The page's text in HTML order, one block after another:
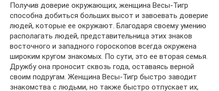
Получив доверие окружающих, женщина Весы-Тигр
способна добиться больших высот и завоевать доверие
людей, которые ее окружают. Благодаря своему умению
располагать людей, представительница этих знаков
восточного и западного гороскопов всегда окружена
широким кругом знакомых. По сути, это ее вторая семья.
Дружбу она проносит сквозь года, оставаясь верной
своим подругам. Женщина Весы-Тигр быстро заводит
знакомства с людьми, но также быстро отпускает их,